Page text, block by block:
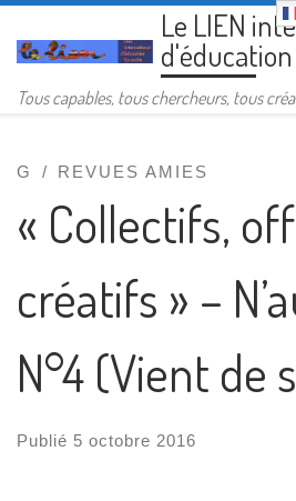
Passer au contenuLe LIEN
Tous capables, tous chercheurs, tous
G REVUES AMIES
« Collectifs,
créatifs » –
N°4 (Vient de
Publié 5 octobre 2016